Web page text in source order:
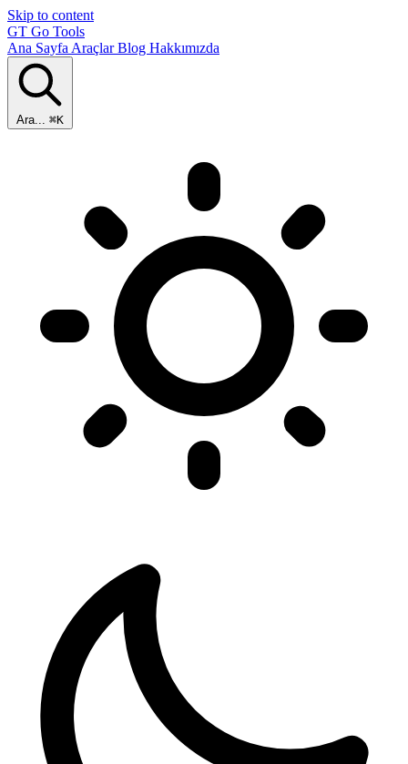
Skip to content
GT Go Tools
Ana Sayfa AraçlarBlog Hakkımızda
Ara... ⌘K